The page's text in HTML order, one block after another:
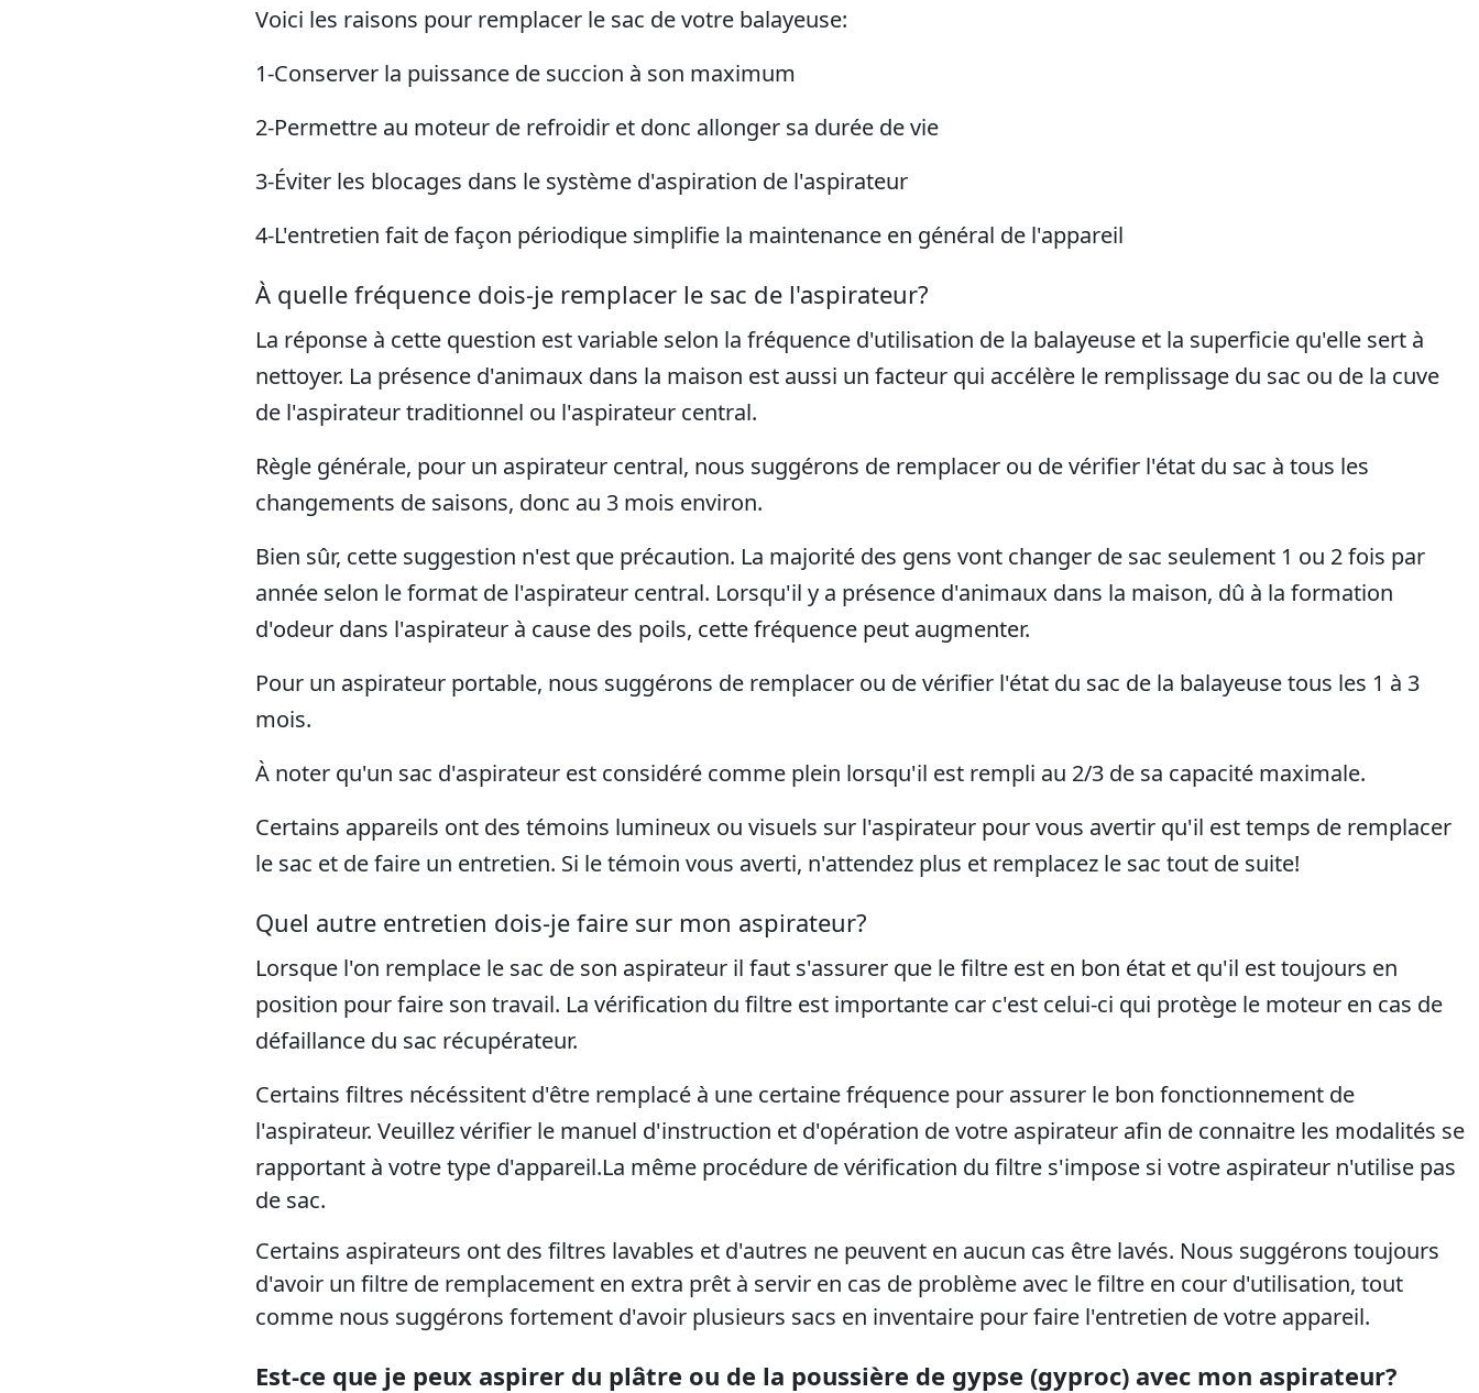
Voici les raisons pour remplacer le sac de votre balayeuse:
1-Conserver la puissance de succion à son maximum
2-Permettre au moteur de refroidir et donc allonger sa durée de vie
3-Éviter les blocages dans le système d'aspiration de l'aspirateur
4-L'entretien fait de façon périodique simplifie la maintenance en général de l'appareil
À quelle fréquence dois-je remplacer le sac de l'aspirateur?
La réponse à cette question est variable selon la fréquence d'utilisation de la balayeuse et la superficie qu'elle sert à
nettoyer. La présence d'animaux dans la maison est aussi un facteur qui accélère le remplissage du sac ou de la cuve
de l'aspirateur traditionnel ou l'aspirateur central.
Règle générale, pour un aspirateur central, nous suggérons de remplacer ou de vérifier l'état du sac à tous les
changements de saisons, donc au 3 mois environ.
Bien sûr, cette suggestion n'est que précaution. La majorité des gens vont changer de sac seulement 1 ou 2 fois par
année selon le format de l'aspirateur central. Lorsqu'il y a présence d'animaux dans la maison, dû à la formation
d'odeur dans l'aspirateur à cause des poils, cette fréquence peut augmenter.
Pour un aspirateur portable, nous suggérons de remplacer ou de vérifier l'état du sac de la balayeuse tous les 1 à 3
mois.
À noter qu'un sac d'aspirateur est considéré comme plein lorsqu'il est rempli au 2/3 de sa capacité maximale.
Certains appareils ont des témoins lumineux ou visuels sur l'aspirateur pour vous avertir qu'il est temps de remplacer
le sac et de faire un entretien. Si le témoin vous averti, n'attendez plus et remplacez le sac tout de suite!
Quel autre entretien dois-je faire sur mon aspirateur?
Lorsque l'on remplace le sac de son aspirateur il faut s'assurer que le filtre est en bon état et qu'il est toujours en
position pour faire son travail. La vérification du filtre est importante car c'est celui-ci qui protège le moteur en cas de
défaillance du sac récupérateur.
Certains filtres nécéssitent d'être remplacé à une certaine fréquence pour assurer le bon fonctionnement de
l'aspirateur. Veuillez vérifier le manuel d'instruction et d'opération de votre aspirateur afin de connaitre les modalités se
rapportant à votre type d'appareil.La même procédure de vérification du filtre s'impose si votre aspirateur n'utilise pas
de sac.
Certains aspirateurs ont des filtres lavables et d'autres ne peuvent en aucun cas être lavés. Nous suggérons toujours
d'avoir un filtre de remplacement en extra prêt à servir en cas de problème avec le filtre en cour d'utilisation, tout
comme nous suggérons fortement d'avoir plusieurs sacs en inventaire pour faire l'entretien de votre appareil.
Est-ce que je peux aspirer du plâtre ou de la poussière de gypse (gyproc) avec mon aspirateur?